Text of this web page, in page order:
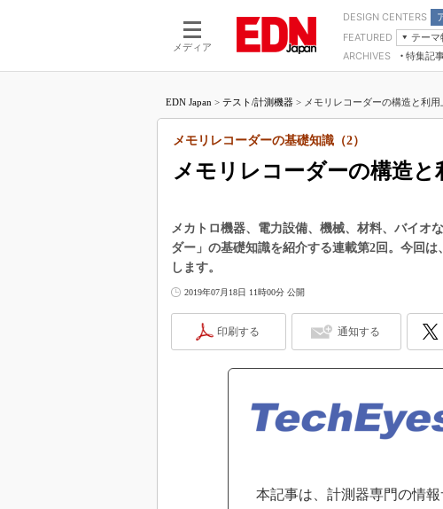
メディア
DESIGN CENTERS
モーターLSI
FEATURED
テーマ
つながるクルマ
エレクトロニクス入門
医療エレ（EE Times Japan）
製品解剖（EE Times Japan）
モ
ARCHIVES 特集記
マイクロプロセッサ懐古録
中堅技術者に贈る電子部品“徹底”活
用講座
たった2つの式で始めるDC/DCコン
バーターの設計
Wired, Weird
Q&Aで学ぶマイコン講座
高速シリアル伝送技術講座
記録計／データロガーの基礎知識
めざせ高効率！ モーター駆動入門講
座
「SPICEの仕組みとその活用設計」
最新記事一覧
電子ブ
EDN Japan > テスト/計測機器 > メモリレコーダーの構造と利用
メモリレコーダーの構造と
メモリレコーダーの基礎知識（2）
メカトロ機器、電力設備、機械、材料、バイオ
ダー」の基礎知識を紹介する連載第2回。今回
します。
2019年07月18日 11時00分 公開
印刷する 通知する
本記事は、計測器専門の情報